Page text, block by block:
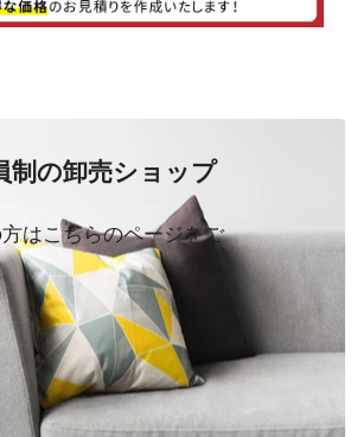
制の卸売ショップ
はこちらのページをご